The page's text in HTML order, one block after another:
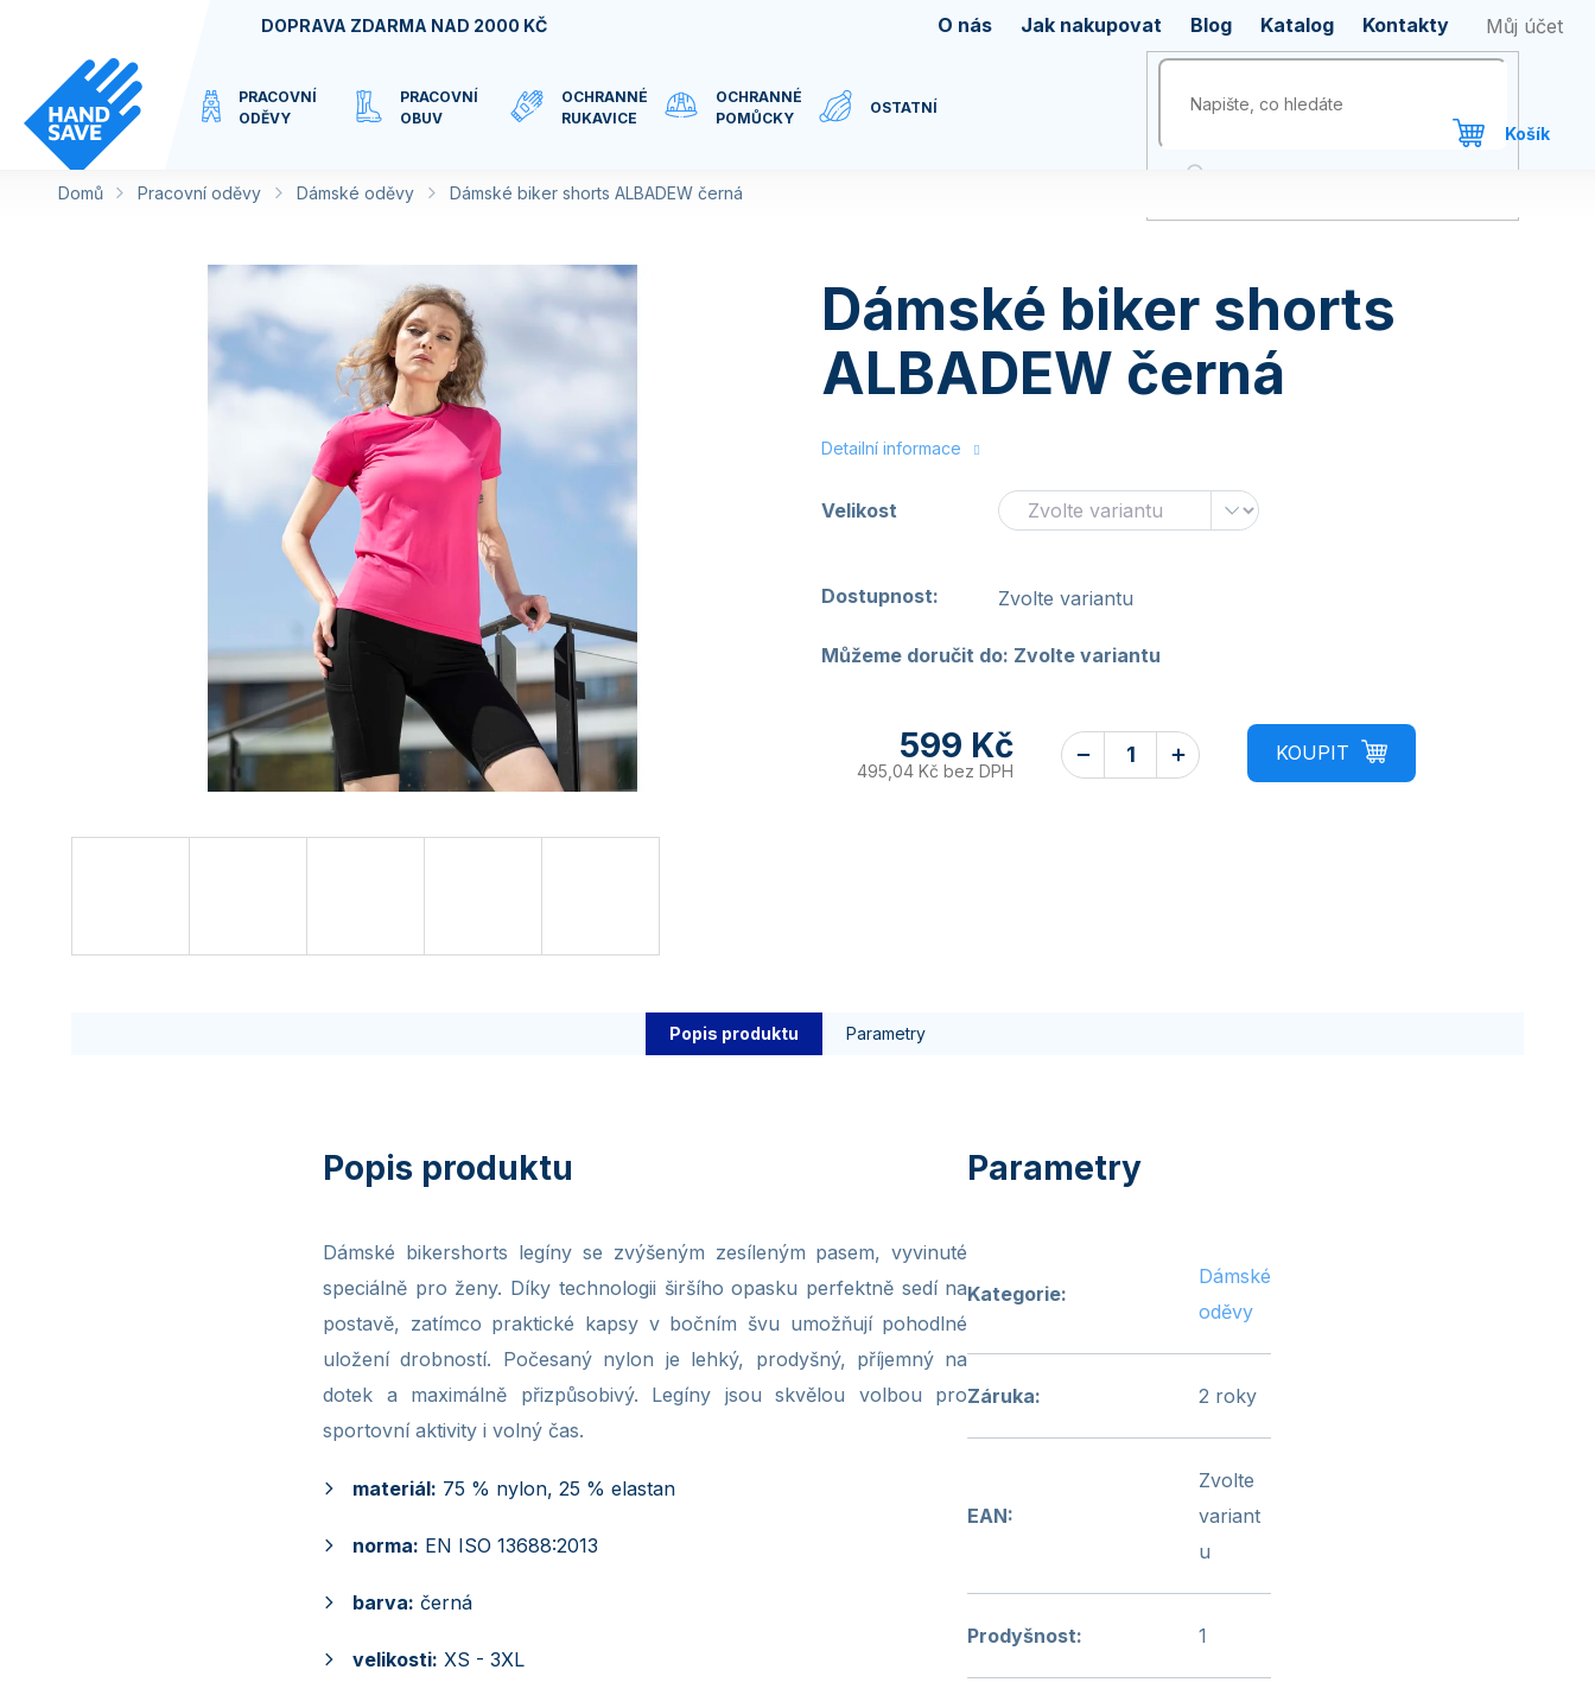
DOPRAVA ZDARMA NAD 2000 KČ O nás Jak nakupovat Blog Katalog Kontakty
PRACOVNÍ
ODĚVY
PRACOVNÍ
OBUV
OCHRANNÉ
RUKAVICE
OCHRANNÉ
POMŮCKY
OSTATNÍ
VIRTUÁLNÍ
Domů Pracovní oděvy Dámské oděvy Dámské biker shorts ALBADEW černá
Dámské biker shorts
ALBADEW černá
Detailní informace
Velikost
Dostupnost: Zvolte variantu
Můžeme doručit do: Zvolte variantu
599 Kč
495,04 Kč bez DPH
Popis produktu Parametry
Dámské bikershorts legíny se zvýšeným zesíleným pasem, vyvinuté
speciálně pro ženy. Díky technologii širšího opasku perfektně sedí na
postavě, zatímco praktické kapsy v bočním švu umožňují pohodlné
uložení drobností. Počesaný nylon je lehký, prodyšný, příjemný na
dotek a maximálně přizpůsobivý. Legíny jsou skvělou volbou pro
sportovní aktivity i volný čas.
materiál: 75 % nylon, 25 % elastan
norma: EN ISO 13688:2013
barva: černá
velikosti: XS - 3XL
Kategorie:
Dámské
oděvy
Záruka: 2 roky
EAN:
Zvolte
variant
u
Prodyšnost: 1